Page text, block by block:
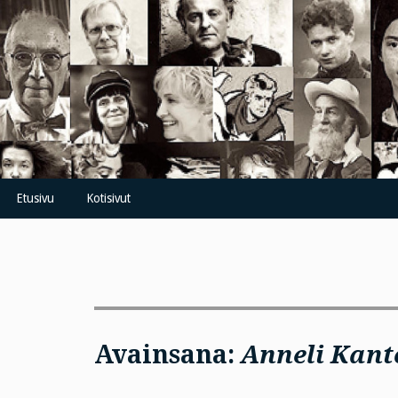
Skip
to
content
Etusivu Kotisivut
Avainsana:Anneli